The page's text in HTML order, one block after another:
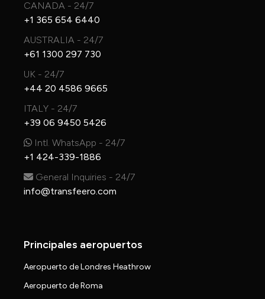
CANADA - 24/7
+1 365 654 6440
AUSTRALIA - 24/7
+61 1300 297 730
UK - 24/7
+44 20 4586 9665
ITALY - 24/7
+39 06 9450 5426
Intl. WhatsApp - 24/7
+1 424-339-1886
General Inquiries - 24/7
info@transfeero.com
Principales aeropuertos
Aeropuerto de Londres Heathrow
Aeropuerto de Roma